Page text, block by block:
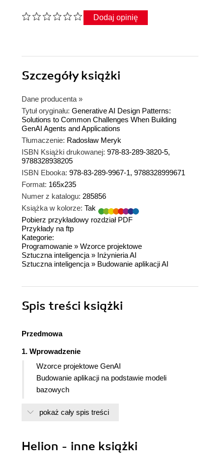
Dodaj opinię
Szczegółyksiążki
Dane producenta »
Tytuł oryginału: Generative AI Design Patterns:
Solutions to Common Challenges When Building
GenAI Agents and Applications
Tłumaczenie: Radosław Meryk
ISBN Książki drukowanej: 978-83-289-3820-5,
9788328938205
ISBN Ebooka: 978-83-289-9967-1, 9788328999671
Format: 165x235
Numer z katalogu: 285856
Książka w kolorze: Tak
Pobierz przykładowy rozdział PDF
Przykłady na ftp
Kategorie:
Programowanie » Wzorce projektowe
Sztuczna inteligencja » Inżynieria AI
Sztuczna inteligencja » Budowanie aplikacji AI
Spis treści książki
Przedmowa
1. Wprowadzenie
Wzorce projektowe GenAI
Budowanie aplikacji na podstawie modeli
bazowych
Precyzyjna kontrola
Jak zorganizowana jest pozostała część książki?
pokaż cały spis treści
Helion - inne książki